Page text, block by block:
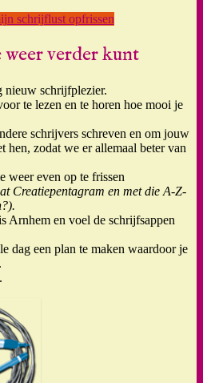
schrijflust opfrissen
verder kunt
nieuw schrijfplezier.
te lezen en te horen hoe mooi je
schrijvers schreven en om jouw
hen, zodat we er allemaal beter van
weer even op te frissen
Creatiepentagram en met die A-Z-
Arnhem en voel de schrijfsappen
dag een plan te maken waardoor je